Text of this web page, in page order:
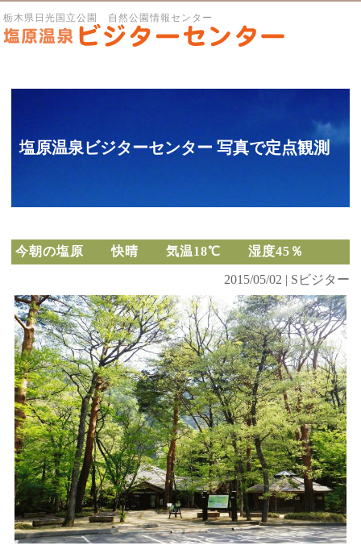
栃木県日光国立公園 自然公園情報センター
塩原温泉ビジターセンター 写真で定点観測
今朝の塩原 快晴 気温18℃ 湿度45％
2015/05/02 | Sビジター